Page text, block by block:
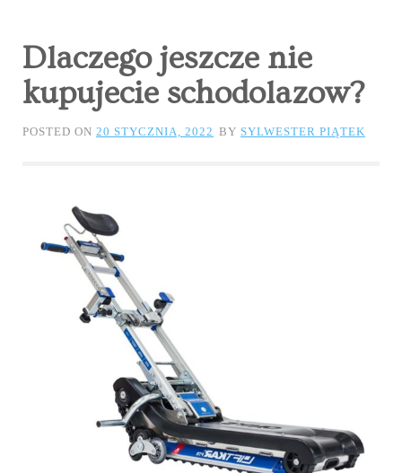
Dlaczego jeszcze nie
kupujecie schodolazow?
POSTED ON 20 STYCZNIA, 2022 BY SYLWESTER PIĄTEK